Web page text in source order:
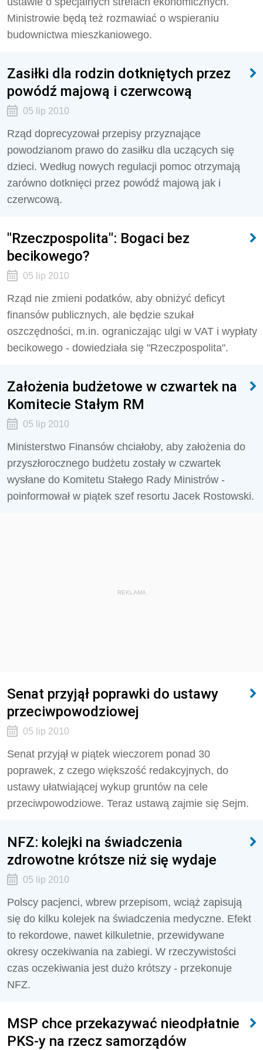
Ministrowie będą też rozmawiać o wspieraniu
budownictwa mieszkaniowego.
Zasiłki dla rodzin dotkniętych przez
powódź majową i czerwcową
05 lip 2010
Rząd doprecyzował przepisy przyznające
powodzianom prawo do zasiłku dla uczących się
dzieci. Według nowych regulacji pomoc otrzymają
zarówno dotknięci przez powódź majową jak i
czerwcową.
"Rzeczpospolita": Bogaci bez
becikowego?
05 lip 2010
Rząd nie zmieni podatków, aby obniżyć deficyt
finansów publicznych, ale będzie szukał
oszczędności, m.in. ograniczając ulgi w VAT i wypłaty
becikowego - dowiedziała się "Rzeczpospolita".
Założenia budżetowe w czwartek na
Komitecie Stałym RM
05 lip 2010
Ministerstwo Finansów chciałoby, aby założenia do
przyszłorocznego budżetu zostały w czwartek
wysłane do Komitetu Stałego Rady Ministrów -
poinformował w piątek szef resortu Jacek Rostowski.
REKLAMA
Senat przyjął poprawki do ustawy
przeciwpowodziowej
05 lip 2010
Senat przyjął w piątek wieczorem ponad 30
poprawek, z czego większość redakcyjnych, do
ustawy ułatwiającej wykup gruntów na cele
przeciwpowodziowe. Teraz ustawą zajmie się Sejm.
NFZ: kolejki na świadczenia
zdrowotne krótsze niż się wydaje
05 lip 2010
Polscy pacjenci, wbrew przepisom, wciąż zapisują
się do kilku kolejek na świadczenia medyczne. Efekt
to rekordowe, nawet kilkuletnie, przewidywane
okresy oczekiwania na zabiegi. W rzeczywistości
czas oczekiwania jest dużo krótszy - przekonuje
NFZ.
MSP chce przekazywać nieodpłatnie
PKS-y na rzecz samorządów